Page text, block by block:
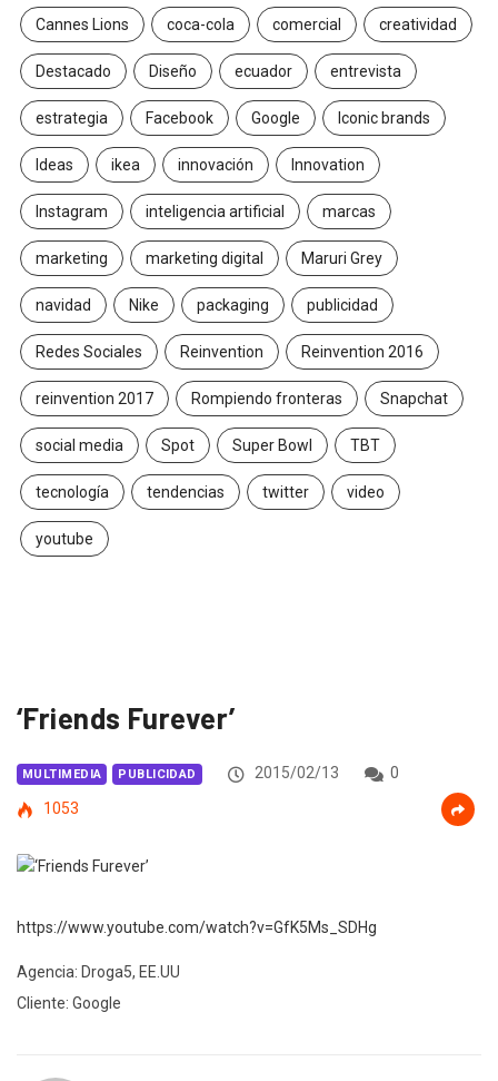
Cannes Lions coca-cola comercial creatividad
Destacado Diseño ecuador entrevista
estrategia Facebook Google Iconic brands
Ideas ikea innovación Innovation
Instagram inteligencia artificial marcas
marketing marketing digital Maruri Grey
navidad Nike packaging publicidad
Redes Sociales Reinvention Reinvention 2016
reinvention 2017 Rompiendo fronteras Snapchat
social media Spot Super Bowl TBT
tecnología tendencias twitter video
youtube
‘Friends Furever’
MULTIMEDIA PUBLICIDAD 2015/02/13
0
1053
https://www.youtube.com/watch?v=GfK5Ms_SDHg
Agencia: Droga5, EE.UU
Cliente: Google